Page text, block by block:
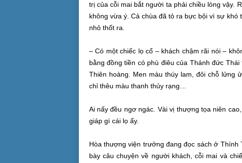
trịcủa cỗi mai bắt người ta phải chiều lòng vậy.
không vừa ý. Cả chùa đãtỏ ra bực bội vì sự khó
nhỏ thốt ra.
– Có một chiếc lọ cổ – khách chậm rãi nói –
bằng đồng tiền có phù điêu của Thánh đức Thái
Thiên hoàng . Men màu thúy lam, đôi chỗ
chỉ thêu màu thanh thủy rạng…
Ai nấyđều ngơ ngác. Vài vị thượng tọa niên
giáp gì cái lọ ấy.
Hòa thượng viện trưởng đang đọc sách ở Thính
bày câu chuyện về người khách, cỗi mai và